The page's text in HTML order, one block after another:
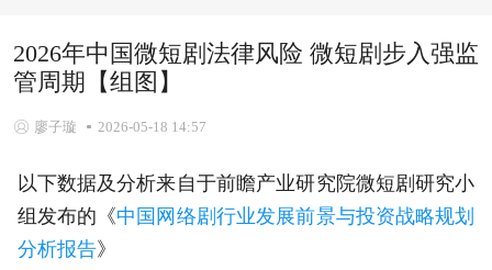
2026年中国微短剧法律风险 微短剧步入强监
管周期【组图】
廖子璇 2026-05-18 14:57
以下数据及分析来自于前瞻产业研究院微短剧研究小
组发布的《中国网络剧行业发展前景与投资战略规划
分析报告》